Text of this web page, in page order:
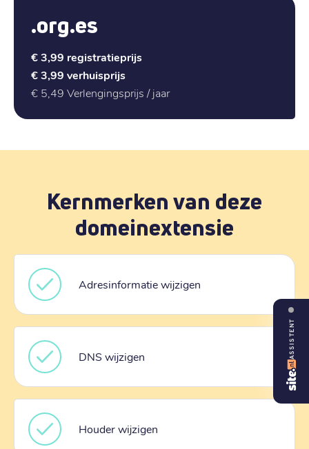
.org.es
€ 3,99 registratieprijs
€ 3,99 verhuisprijs
€ 5,49 Verlengingsprijs / jaar
Kernmerken van deze
domeinextensie
Adresinformatie wijzigen
DNS wijzigen
Houder wijzigen
ASSISTENT